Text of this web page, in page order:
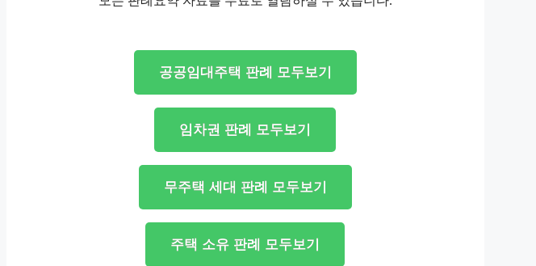
공공임대주택 판례 모두보기
임차권 판례 모두보기
무주택 세대 판례 모두보기
주택 소유 판례 모두보기